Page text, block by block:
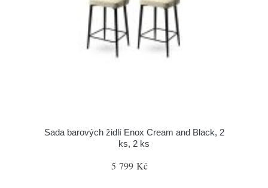
Sada barových židlí Enox Cream and Black, 2
ks, 2 ks
5 799 Kč